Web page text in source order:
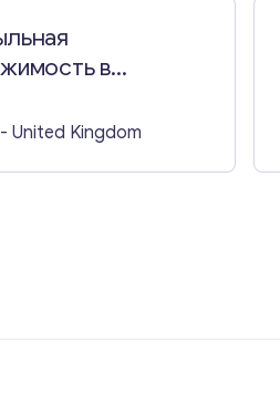
в
- United Kingdom